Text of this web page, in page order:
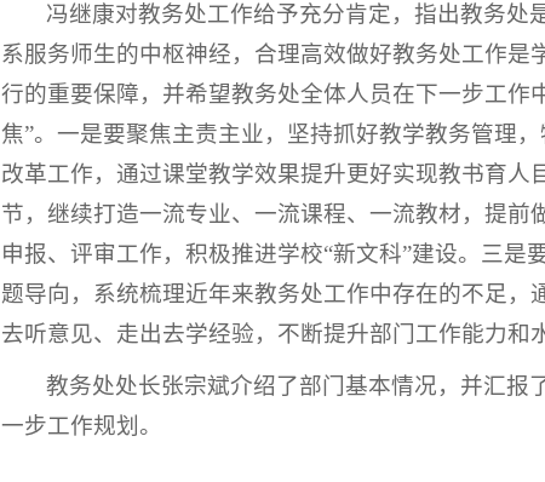
冯继康对教务处工作给予充分肯定，指出教务处
系服务师生的中枢神经，合理高效做好教务处工作是
行的重要保障，并希望教务处全体人员在下一步工作
焦”。一是要聚焦主责主业，坚持抓好教学教务管理
改革工作，通过课堂教学效果提升更好实现教书育人
节，继续打造一流专业、一流课程、一流教材，提前
申报、评审工作，积极推进学校“新文科”建设。三是
题导向，系统梳理近年来教务处工作中存在的不足，
去听意见、走出去学经验，不断提升部门工作能力和
教务处处长张宗斌介绍了部门基本情况，并汇报
一步工作规划。